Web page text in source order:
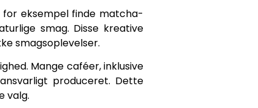
eksempel finde matcha-
smag. Disse kreative
smagsoplevelser.
Mange caféer, inklusive
produceret. Dette
valg.